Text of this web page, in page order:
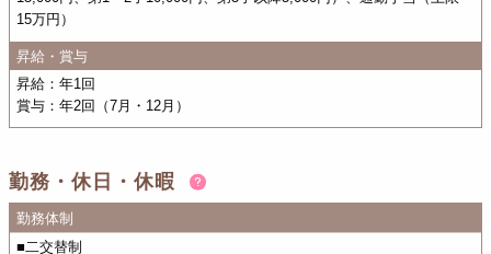
15万円）
昇給・賞与
昇給：年1回
賞与：年2回（7月・12月）
勤務・休日・休暇
勤務体制
■二交替制